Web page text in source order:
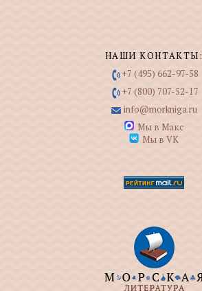
НАШИ КОНТАКТЫ:
+7 (495) 662-97-58
+7 (800) 707-52-17
info@morkniga.ru
Мы в Макс
Мы в VK